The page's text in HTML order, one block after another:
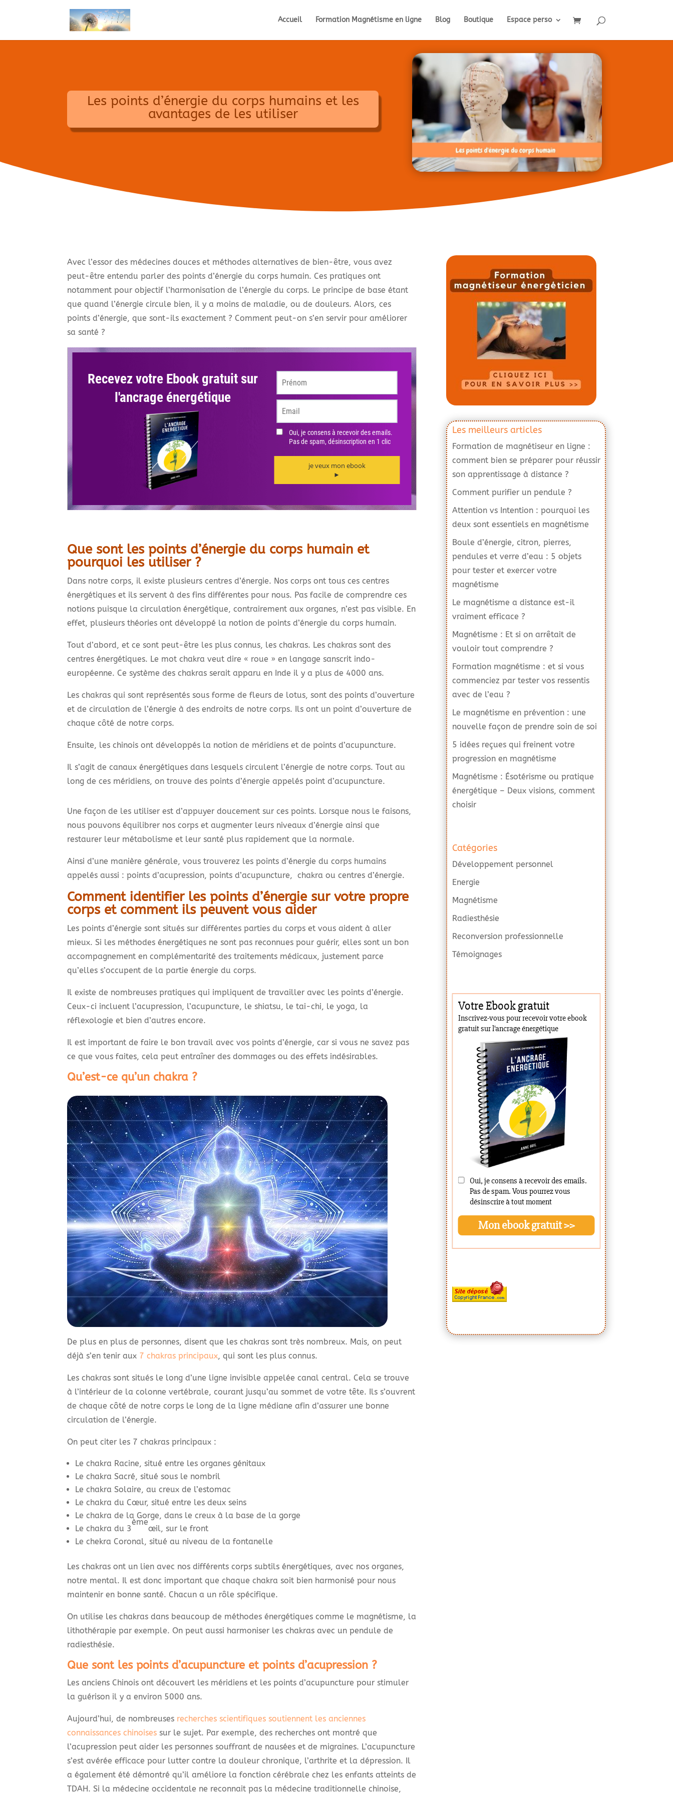
Accueil Formation Magnétisme en ligne Blog Boutique Espace perso
Les points d’énergie du corps humains et les
avantages de les utiliser
Avec l’essor des médecines douces et méthodes alternatives de bien-être, vous avez
peut-être entendu parler des points d’énergie du corps humain. Ces pratiques ont
notamment pour objectif l’harmonisation de l’énergie du corps. Le principe de base étant
que quand l’énergie circule bien, il y a moins de maladie, ou de douleurs. Alors, ces
points d’énergie, que sont-ils exactement ? Comment peut-on s’en servir pour améliorer
sa santé ?
Que sont les points d’énergie du corps humain et
pourquoi les utiliser ?
Dans notre corps, il existe plusieurs centres d’énergie. Nos corps ont tous ces centres
énergétiques et ils servent à des fins différentes pour nous. Pas facile de comprendre ces
notions puisque la circulation énergétique, contrairement aux organes, n’est pas visible. En
effet, plusieurs théories ont développé la notion de points d’énergie du corps humain.
Tout d’abord, et ce sont peut-être les plus connus, les chakras. Les chakras sont des
centres énergétiques. Le mot chakra veut dire « roue » en langage sanscrit indo-
européenne. Ce système des chakras serait apparu en Inde il y a plus de 4000 ans.
Les chakras qui sont représentés sous forme de fleurs de lotus, sont des points d’ouverture
et de circulation de l’énergie à des endroits de notre corps. Ils ont un point d’ouverture de
chaque côté de notre corps.
Ensuite, les chinois ont développés la notion de méridiens et de points d’acupuncture.
Il s’agit de canaux énergétiques dans lesquels circulent l’énergie de notre corps. Tout au
long de ces méridiens, on trouve des points d’énergie appelés point d’acupuncture.
Une façon de les utiliser est d’appuyer doucement sur ces points. Lorsque nous le faisons,
nous pouvons équilibrer nos corps et augmenter leurs niveaux d’énergie ainsi que
restaurer leur métabolisme et leur santé plus rapidement que la normale.
Ainsi d’une manière générale, vous trouverez les points d’énergie du corps humains
appelés aussi : points d’acupression, points d’acupuncture, chakra ou centres d’énergie.
Comment identifier les points d’énergie sur votre propre
corps et comment ils peuvent vous aider
Les points d’énergie sont situés sur différentes parties du corps et vous aident à aller
mieux. Si les méthodes énergétiques ne sont pas reconnues pour guérir, elles sont un bon
accompagnement en complémentarité des traitements médicaux, justement parce
qu’elles s’occupent de la partie énergie du corps.
Il existe de nombreuses pratiques qui impliquent de travailler avec les points d’énergie.
Ceux-ci incluent l’acupression, l’acupuncture, le shiatsu, le tai-chi, le yoga, la
réflexologie et bien d’autres encore.
Il est important de faire le bon travail avec vos points d’énergie, car si vous ne savez pas
ce que vous faites, cela peut entraîner des dommages ou des effets indésirables.
Qu’est-ce qu’un chakra ?
De plus en plus de personnes, disent que les chakras sont très nombreux. Mais, on peut
déjà s’en tenir aux 7 chakras principaux, qui sont les plus connus.
Les chakras sont situés le long d’une ligne invisible appelée canal central. Cela se trouve
à l’intérieur de la colonne vertébrale, courant jusqu’au sommet de votre tête. Ils s’ouvrent
de chaque côté de notre corps le long de la ligne médiane afin d’assurer une bonne
circulation de l’énergie.
On peut citer les 7 chakras principaux :
Le chakra Racine, situé entre les organes génitaux
Le chakra Sacré, situé sous le nombril
Le chakra Solaire, au creux de l’estomac
Le chakra du Cœur, situé entre les deux seins
Le chakra de la Gorge, dans le creux à la base de la gorge
Le chakra du 3
ème
œil, sur le front
Le chekra Coronal, situé au niveau de la fontanelle
Les chakras ont un lien avec nos différents corps subtils énergétiques, avec nos organes,
notre mental. Il est donc important que chaque chakra soit bien harmonisé pour nous
maintenir en bonne santé. Chacun a un rôle spécifique.
On utilise les chakras dans beaucoup de méthodes énergétiques comme le magnétisme, la
lithothérapie par exemple. On peut aussi harmoniser les chakras avec un pendule de
radiesthésie.
Que sont les points d’acupuncture et points d’acupression ?
Les anciens Chinois ont découvert les méridiens et les points d’acupuncture pour stimuler
la guérison il y a environ 5000 ans.
Aujourd’hui, de nombreuses recherches scientifiques soutiennent les anciennes
connaissances chinoises sur le sujet. Par exemple, des recherches ont montré que
l’acupression peut aider les personnes souffrant de nausées et de migraines. L’acupuncture
s’est avérée efficace pour lutter contre la douleur chronique, l’arthrite et la dépression. Il
a également été démontré qu’il améliore la fonction cérébrale chez les enfants atteints de
TDAH. Si la médecine occidentale ne reconnait pas la médecine traditionnelle chinoise,
Les meilleurs articles
Formation de magnétiseur en ligne :
comment bien se préparer pour réussir
son apprentissage à distance ?
Comment purifier un pendule ?
Attention vs Intention : pourquoi les
deux sont essentiels en magnétisme
Boule d’énergie, citron, pierres,
pendules et verre d’eau : 5 objets
pour tester et exercer votre
magnétisme
Le magnétisme a distance est-il
vraiment efficace ?
Magnétisme : Et si on arrêtait de
vouloir tout comprendre ?
Formation magnétisme : et si vous
commenciez par tester vos ressentis
avec de l’eau ?
Le magnétisme en prévention : une
nouvelle façon de prendre soin de soi
5 idées reçues qui freinent votre
progression en magnétisme
Magnétisme : Ésotérisme ou pratique
énergétique – Deux visions, comment
choisir
Catégories
Développement personnel
Energie
Magnétisme
Radiesthésie
Reconversion professionnelle
Témoignages